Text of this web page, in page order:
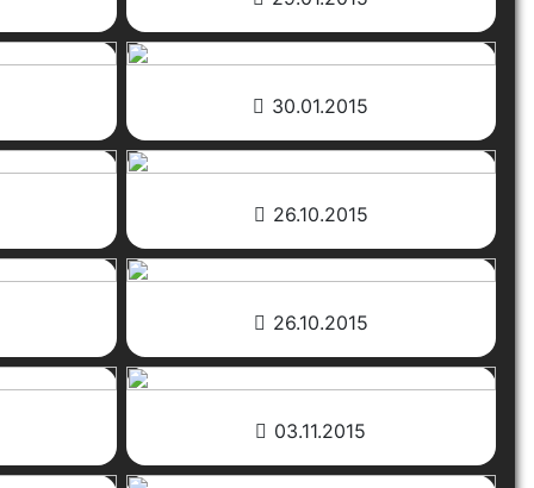
30.01.2015
26.10.2015
26.10.2015
03.11.2015